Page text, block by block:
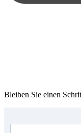
Bleiben Sie einen